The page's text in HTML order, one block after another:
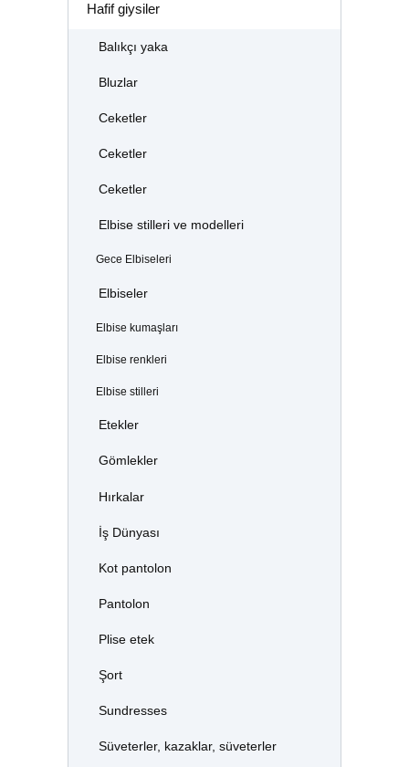
Hafif giysiler
Balıkçı yaka
Bluzlar
Ceketler
Ceketler
Ceketler
Elbise stilleri ve modelleri
Gece Elbiseleri
Elbiseler
Elbise kumaşları
Elbise renkleri
Elbise stilleri
Etekler
Gömlekler
Hırkalar
İş Dünyası
Kot pantolon
Pantolon
Plise etek
Şort
Sundresses
Süveterler, kazaklar, süveterler